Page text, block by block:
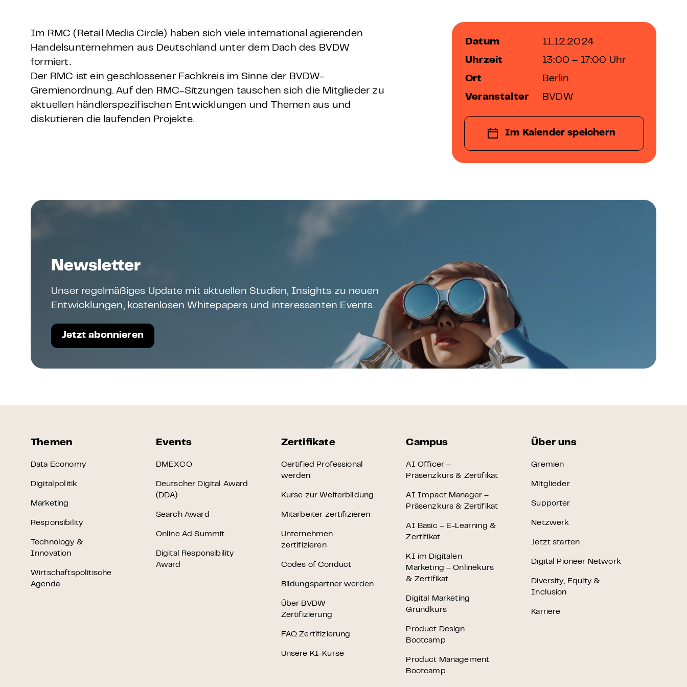
Weitere
Product Design Bootcamp
Product Management Bootcamp
Im RMC (Retail Media Circle) haben sich viele international agierenden
Handelsunternehmen aus Deutschland unter dem Dach des BVDW
formiert.
Der RMC ist ein geschlossener Fachkreis im Sinne der BVDW-
Gremienordnung. Auf den RMC-Sitzungen tauschen sich die Mitglieder zu
aktuellen händlerspezifischen Entwicklungen und Themen aus und
diskutieren die laufenden Projekte.
Datum 11.12.2024
Uhrzeit 13:00 – 17:00 Uhr
Ort Berlin
Veranstalter BVDW
Im Kalender speichern
Newsletter
Unser regelmäßiges Update mit aktuellen Studien, Insights zu neuen
Entwicklungen, kostenlosen Whitepapers und interessanten Events.
Jetzt abonnieren
Themen
Data Economy
Digitalpolitik
Marketing
Responsibility
Technology &
Innovation
Wirtschaftspolitische
Agenda
Events
DMEXCO
Deutscher Digital Award
(DDA)
Search Award
Online Ad Summit
Digital Responsibility
Award
Zertifikate
Certified Professional
werden
Kurse zur Weiterbildung
Mitarbeiter zertifizieren
Unternehmen
zertifizieren
Codes of Conduct
Bildungspartner werden
Über BVDW
Zertifizierung
FAQ Zertifizierung
Unsere KI-Kurse
Campus
AI Officer –
Präsenzkurs & Zertifikat
AI Impact Manager –
Präsenzkurs & Zertifikat
AI Basic – E-Learning &
Zertifikat
KI im Digitalen
Marketing – Onlinekurs
& Zertifikat
Digital Marketing
Grundkurs
Product Design
Bootcamp
Product Management
Bootcamp
Über uns
Gremien
Mitglieder
Supporter
Netzwerk
Jetzt starten
Digital Pioneer Network
Diversity, Equity &
Inclusion
Karriere